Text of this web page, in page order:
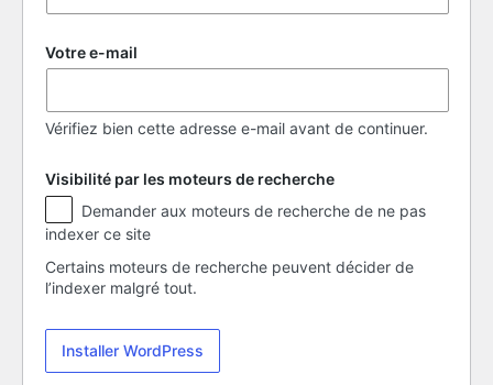
Votre e-mail
Vérifiez bien cette adresse e-mail avant de continuer.
Visibilité par les moteurs de recherche
Visibilité
par
les
moteurs
de
indexer ce site
Certains moteurs de recherche peuvent décider de
l’indexer malgré tout.